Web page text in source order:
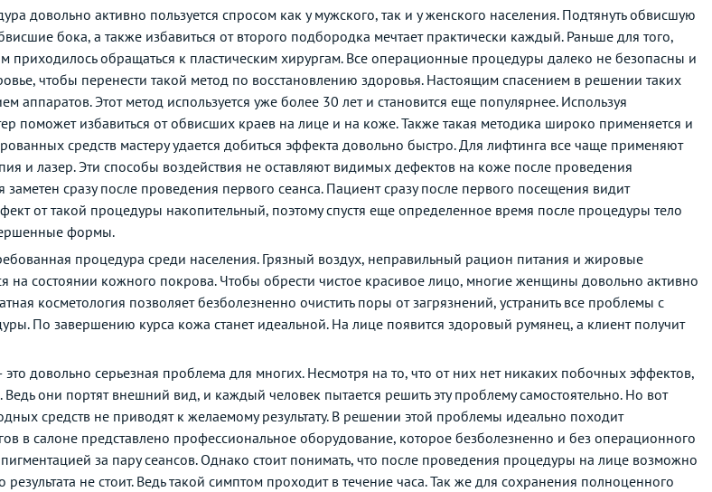
довольно активно пользуется спросом как у мужского, так и у женского населения. Подтянуть обвисшую
бока, а также избавиться от второго подбородка мечтает практически каждый. Раньше для того,
приходилось обращаться к пластическим хирургам. Все операционные процедуры далеко не безопасны и
чтобы перенести такой метод по восстановлению здоровья. Настоящим спасением в решении таких
аппаратов. Этот метод используется уже более 30 лет и становится еще популярнее. Используя
поможет избавиться от обвисших краев на лице и на коже. Также такая методика широко применяется и
средств мастеру удается добиться эффекта довольно быстро. Для лифтинга все чаще применяют
и лазер. Эти способы воздействия не оставляют видимых дефектов на коже после проведения
заметен сразу после проведения первого сеанса. Пациент сразу после первого посещения видит
от такой процедуры накопительный, поэтому спустя еще определенное время после процедуры тело
формы.
процедура среди населения. Грязный воздух, неправильный рацион питания и жировые
на состоянии кожного покрова. Чтобы обрести чистое красивое лицо, многие женщины довольно активно
косметология позволяет безболезненно очистить поры от загрязнений, устранить все проблемы с
По завершению курса кожа станет идеальной. На лице появится здоровый румянец, а клиент получит
довольно серьезная проблема для многих. Несмотря на то, что от них нет никаких побочных эффектов,
они портят внешний вид, и каждый человек пытается решить эту проблему самостоятельно. Но вот
средств не приводят к желаемому результату. В решении этой проблемы идеально походит
в салоне представлено профессиональное оборудование, которое безболезненно и без операционного
за пару сеансов. Однако стоит понимать, что после проведения процедуры на лице возможно
не стоит. Ведь такой симптом проходит в течение часа. Так же для сохранения полноценного